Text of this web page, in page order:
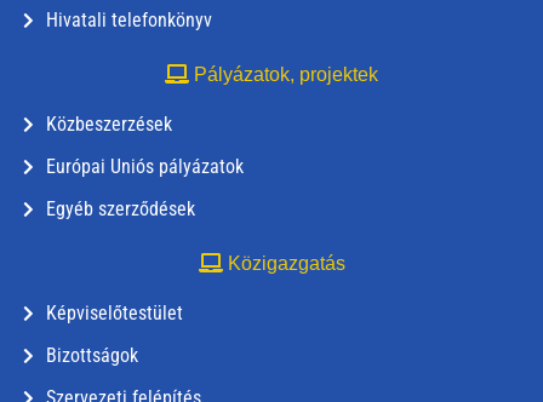
Hivatali telefonkönyv
Pályázatok, projektek
Közbeszerzések
Európai Uniós pályázatok
Egyéb szerződések
Közigazgatás
Képviselőtestület
Bizottságok